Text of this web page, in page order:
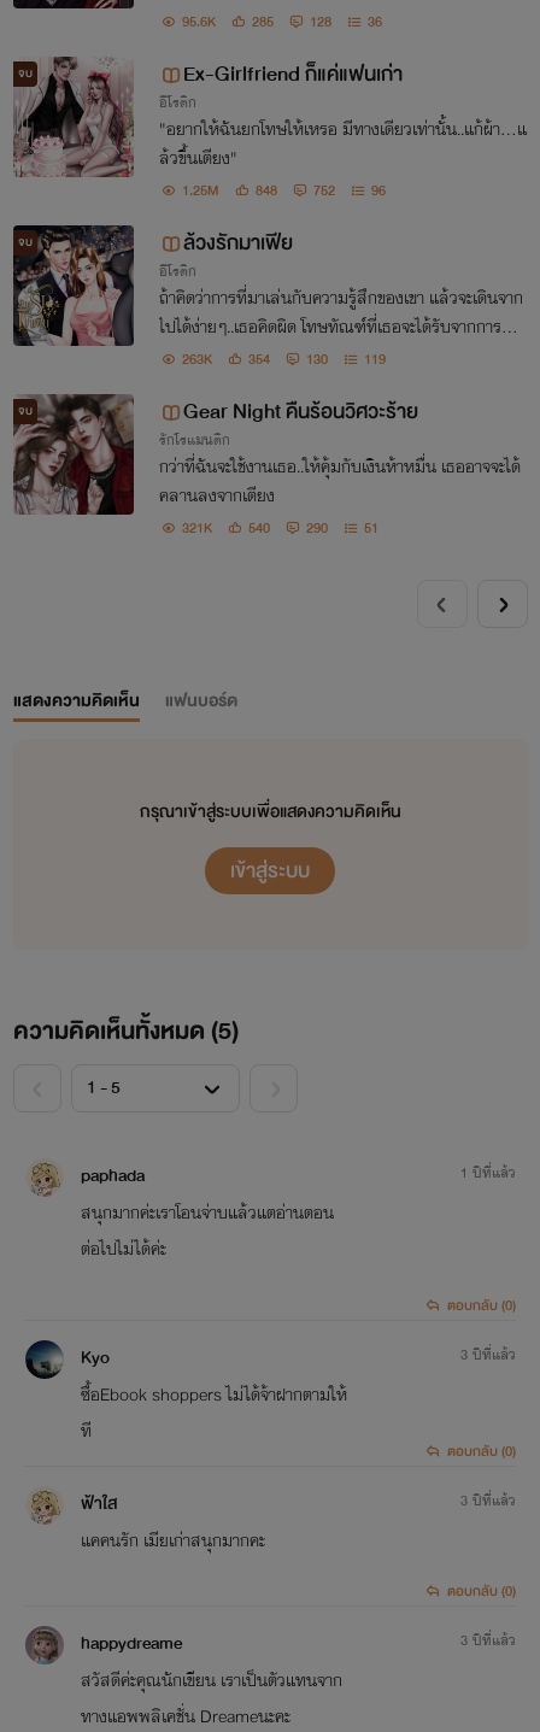
95.6K 285 128 36
จบ Ex-Girlfriend ก็แค่แฟนเก่า
อีโรติก
"อยากให้ฉันยกโทษให้เหรอ มีทางเดียวเท่านั้น..แก้ผ้า...แ
ล้วขึ้นเตียง"
1.25M 848 752 96
จบ ล้วงรักมาเฟีย
อีโรติก
ถ้าคิดว่าการที่มาเล่นกับความรู้สึกของเขา แล้วจะเดินจาก
ไปได้ง่ายๆ..เธอคิดผิด โทษทัณฑ์ที่เธอจะได้รับจากการหัก
หลังคนอย่างเขา มันต้องสาสม..จนลืมไม่ลงไปชั่วชีวิต
263K 354 130 119
จบ Gear Night คืนร้อนวิศวะร้าย
รักโรแมนติก
กว่าที่ฉันจะใช้งานเธอ..ให้คุ้มกับเงินห้าหมื่น เธออาจจะได้
คลานลงจากเตียง
321K 540 290 51
แสดงความคิดเห็น แฟนบอร์ด
กรุณาเข้าสู่ระบบเพื่อแสดงความคิดเห็น
เข้าสู่ระบบ
ความคิดเห็นทั้งหมด (5)
paphada
สนุกมากค่ะเราโอนจ่าบแล้วแตอ่านตอน
ต่อไปไม่ได้ค่ะ
1 ปีที่แล้ว
ตอบกลับ (0)
Kyo
ซื้อEbook shoppers ไม่ได้จ้าฝากตามให้
ที
3 ปีที่แล้ว
ตอบกลับ (0)
ฟ้าใส
แคคนรัก เมียเก่าสนุกมากคะ
3 ปีที่แล้ว
ตอบกลับ (0)
happydreame
สวัสดีค่ะคุณนักเขียน เราเป็นตัวแทนจาก
ทางแอพพลิเคชั่น Dreameนะคะ
3 ปีที่แล้ว